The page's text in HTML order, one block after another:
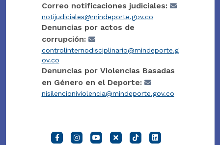
Correo notificaciones judiciales:
notijudiciales@mindeporte.gov.co
Denuncias por actos de
corrupción:
controlinternodisciplinario@mindeporte.g
ov.co
Denuncias por Violencias Basadas
en Género en el Deporte:
nisilencioniviolencia@mindeporte.gov.co